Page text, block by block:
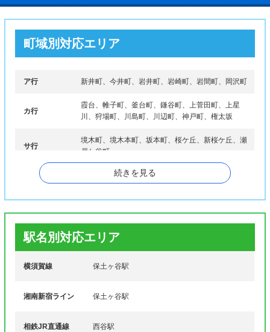
町域別対応エリア
ア行 新井町、今井町、岩井町、岩崎町、岩間町、岡沢町
カ行
霞台、帷子町、釜台町、鎌谷町、上菅田町、上星
川、狩場町、川島町、川辺町、神戸町、権太坂
サ行
境木町、境木本町、坂本町、桜ケ丘、新桜ケ丘、瀬
戸ケ谷町
月見台、天王町、常盤台
ナ行 西久保町、西谷、西谷町
初音ケ丘、花見台、東川島町、藤塚町、仏向町、仏
向西、法泉、星川、保土ケ谷町
続きを見る
駅名別対応エリア
横須賀線 保土ヶ谷駅
湘南新宿ライン 保土ヶ谷駅
相鉄JR直通線 西谷駅